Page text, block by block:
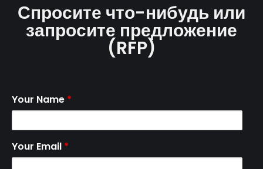
Спросите что-нибудь или
запросите предложение
(RFP)
Your Name *
Your Email *